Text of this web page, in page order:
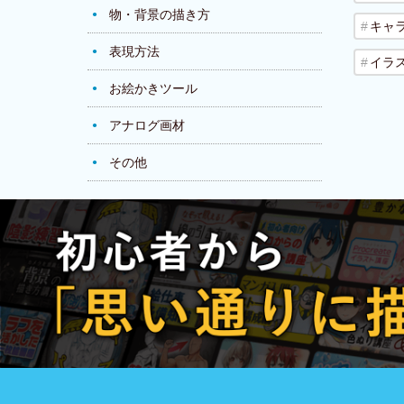
物・背景の描き方
表現方法
お絵かきツール
アナログ画材
その他
キャ
イラ